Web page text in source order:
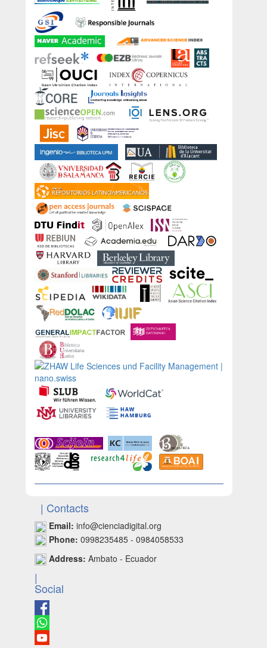
| Contacts
Email: info@cienciadigital.org
Phone: 0998235485 - 0984058533
Address: Ambato - Ecuador
|
Social